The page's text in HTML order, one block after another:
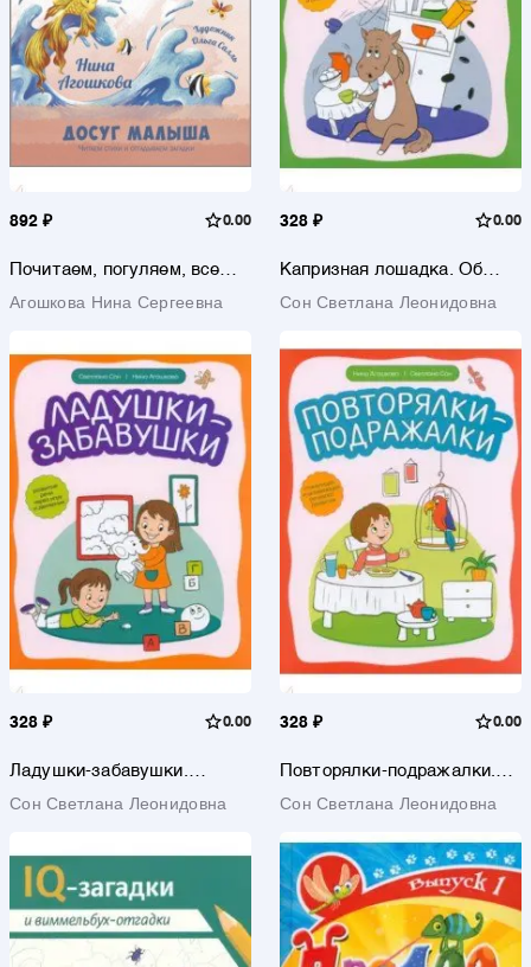
892 ₽ 0.00
Почитаем, погуляем, все
Агошкова Нина Сергеевна
328 ₽ 0.00
Капризная лошадка. Об
стихах
Сон Светлана Леонидовна
328 ₽ 0.00
Ладушки-забавушки.
движение
Сон Светлана Леонидовна
328 ₽ 0.00
Повторялки-подражалки.
речевого развития
Сон Светлана Леонидовна